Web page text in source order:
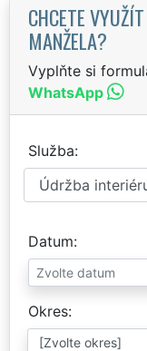
CHCETE
MANŽELA?
Vyplňte si
WhatsApp
Služba
Datum
Okres